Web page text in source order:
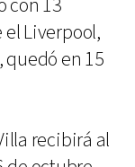
con 13
Liverpool,
quedó en 15
recibirá al